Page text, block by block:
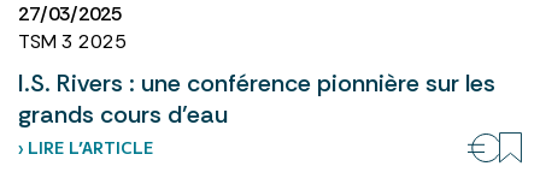
27/03/2025
TSM 3 2025
I.S. Rivers : une conférence pionnière sur les
grands cours d’eau
› LIRE L’ARTICLE